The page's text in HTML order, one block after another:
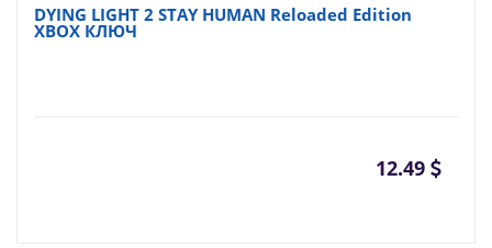
DYING LIGHT 2 STAY HUMAN Reloaded Edition
XBOX КЛЮЧ
12.49